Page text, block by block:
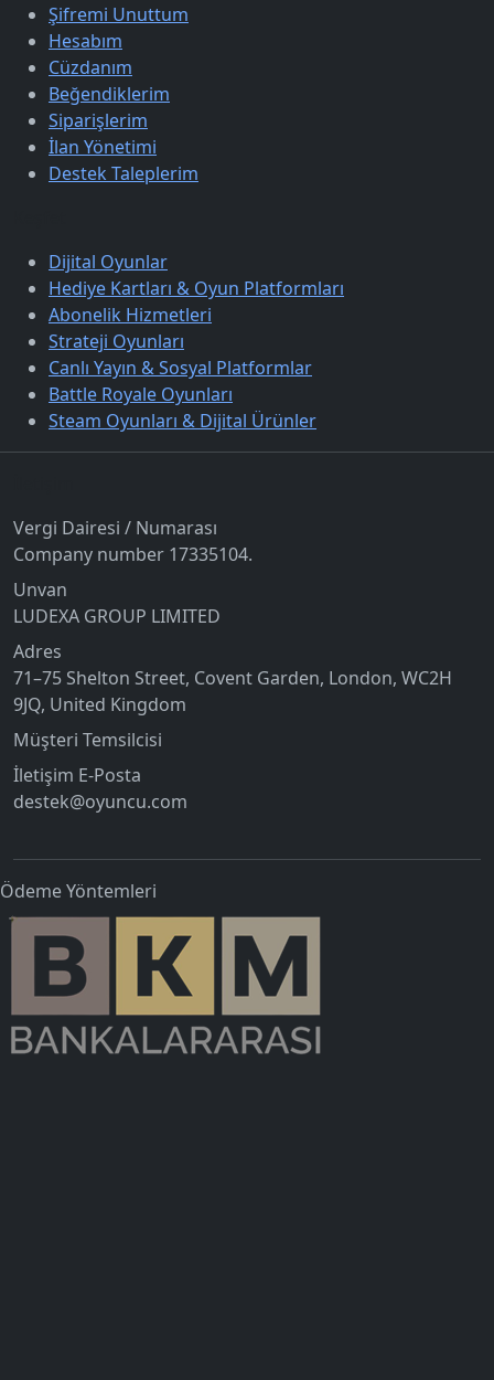
Şifremi Unuttum
Hesabım
Cüzdanım
Beğendiklerim
Siparişlerim
İlan Yönetimi
Destek Taleplerim
Dijital Oyunlar
Hediye Kartları & Oyun Platformları
Abonelik Hizmetleri
Strateji Oyunları
Canlı Yayın & Sosyal Platformlar
Battle Royale Oyunları
Steam Oyunları & Dijital Ürünler
Vergi Dairesi / Numarası
Company number 17335104.
Unvan
LUDEXA GROUP LIMITED
Adres
71–75 Shelton Street, Covent Garden, London, WC2H
9JQ, United Kingdom
Müşteri Temsilcisi
İletişim E-Posta
destek@oyuncu.com
Ödeme Yöntemleri